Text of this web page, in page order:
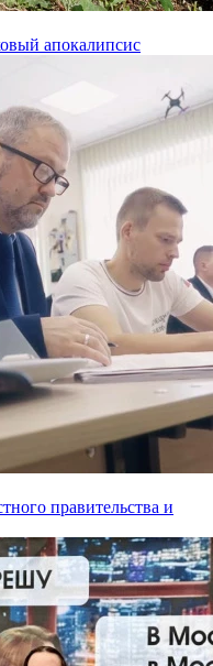
апокалипсис
правительства и